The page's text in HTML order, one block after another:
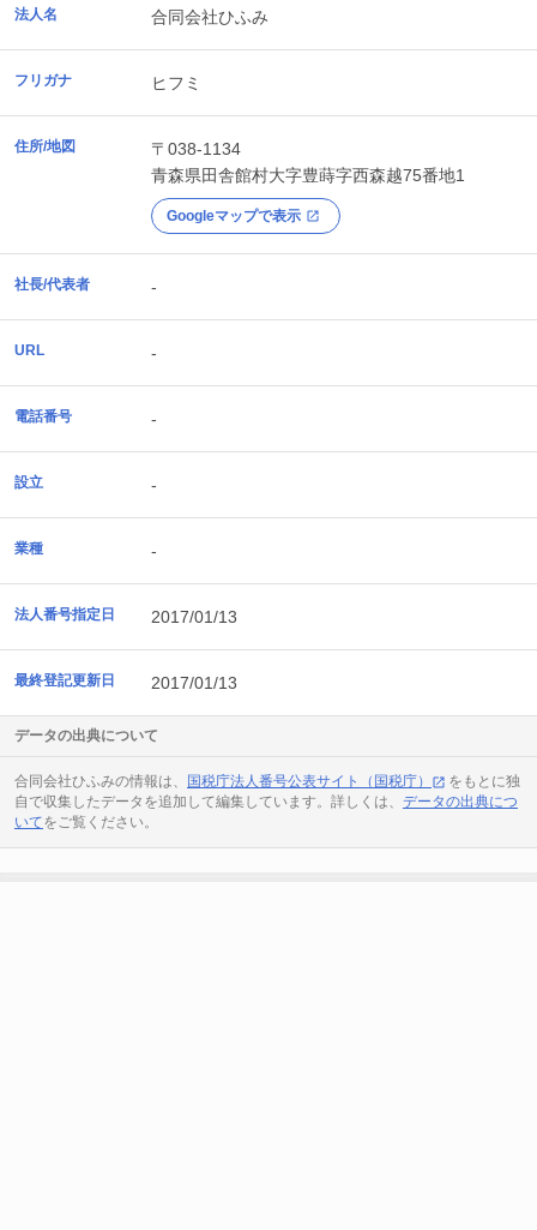
法人名 合同会社ひふみ
フリガナ ヒフミ
住所/地図
〒038-1134
青森県田舎館村大字豊蒔字西森越75番地1
Googleマップで表示
社長/代表者 -
URL -
電話番号 -
設立 -
業種 -
法人番号指定日 2017/01/13
最終登記更新日 2017/01/13
データの出典について
合同会社ひふみの情報は、 国税庁法人番号公表サイト（国税庁）
をもとに独
自で収集したデータを追加して編集しています。詳しくは、 データの出典につ
いてをご覧ください。